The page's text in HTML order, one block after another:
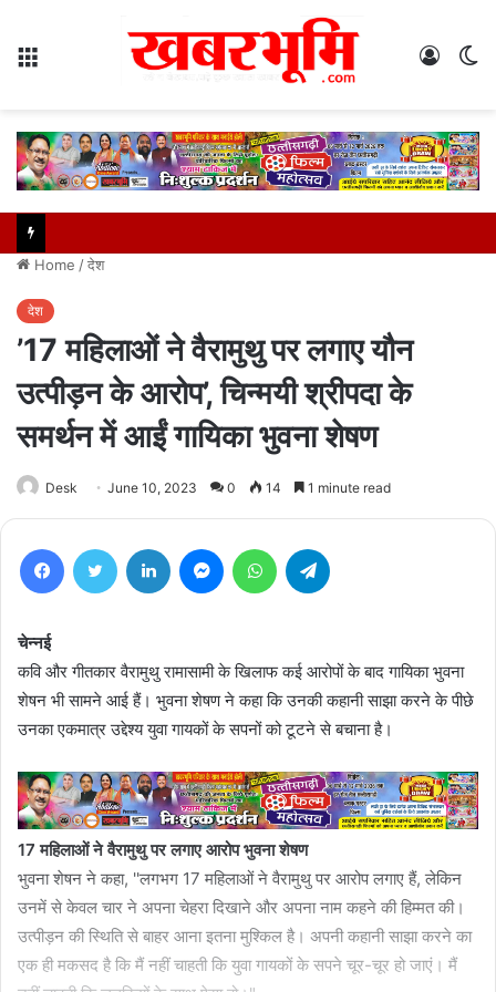
Log
Home /देश
देश
’17 महिलाओं ने वैरामुथु पर लगाए यौन
उत्पीड़न के आरोप’, चिन्मयी श्रीपदा के
समर्थन में आईं गायिका भुवना शेषण
Desk June 10, 2023 0 14 1 minute read
FacebookTwitter LinkedIn MessengerWhatsApp
चेन्नई
कवि और गीतकार वैरामुथु रामासामी के खिलाफ कई आरोपों के बाद गायिका भुवना
शेषन भी सामने आई हैं। भुवना शेषण ने कहा कि उनकी कहानी साझा करने के पीछे
उनका एकमात्र उद्देश्य युवा गायकों के सपनों को टूटने से बचाना है।
17 महिलाओं ने वैरामुथु पर लगाए आरोप भुवना शेषण
भुवना शेषन ने कहा, ''लगभग 17 महिलाओं ने वैरामुथु पर आरोप लगाए हैं, लेकिन
उनमें से केवल चार ने अपना चेहरा दिखाने और अपना नाम कहने की हिम्मत की।
उत्पीड़न की स्थिति से बाहर आना इतना मुश्किल है। अपनी कहानी साझा करने का
एक ही मकसद है कि मैं नहीं चाहती कि युवा गायकों के सपने चूर-चूर हो जाएं। मैं